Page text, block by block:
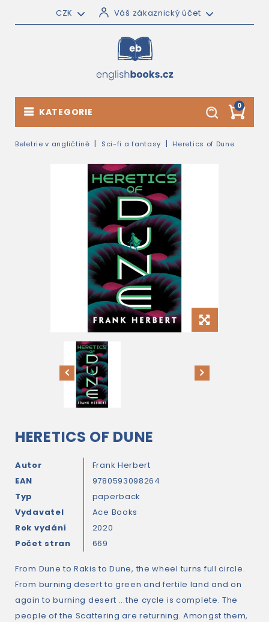
CZK Váš zákaznický účet
0
KATEGORIE
Beletrie v angličtině Sci-fi a fantasy Heretics of Dune
HERETICS OF DUNE
Autor
Frank Herbert
EAN
9780593098264
Typ
paperback
Vydavatel
Ace Books
Rok vydání
2020
Počet stran
669
From Dune to Rakis to Dune, the wheel turns full circle.
From burning desert to green and fertile land and on
again to burning desert ...the cycle is complete. The
people of the Scattering are returning. Amongst them,